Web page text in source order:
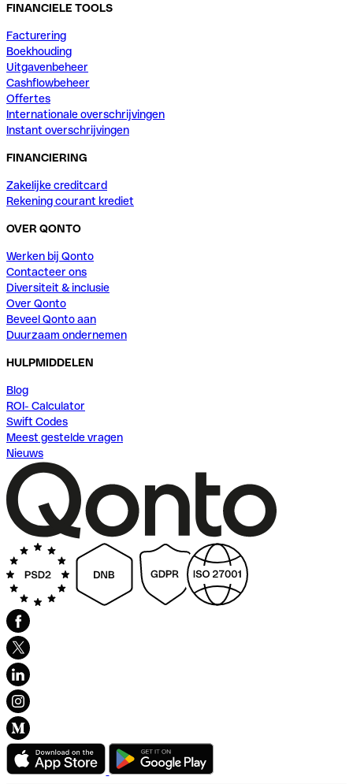
FINANCIELE TOOLS
Facturering
Boekhouding
Uitgavenbeheer
Cashflowbeheer
Offertes
Internationale overschrijvingen
Instant overschrijvingen
FINANCIERING
Zakelijke creditcard
Rekening courant krediet
OVER QONTO
Werken bij Qonto
Contacteer ons
Diversiteit & inclusie
Over Qonto
Beveel Qonto aan
Duurzaam ondernemen
HULPMIDDELEN
Blog
ROI- Calculator
Swift Codes
Meest gestelde vragen
Nieuws